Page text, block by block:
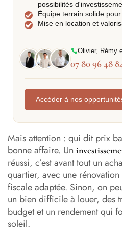
possibilités
Équipe terrain solide
Mise en location et
Olivier, Rémy
07 80 96 48
Accéder à nos
Mais attention : qui dit prix
bonne affaire. Un
réussi, c’est avant tout un
quartier, avec une
fiscale adaptée. Sinon, on
un bien difficile à louer, des
budget et un rendement qui
soleil.